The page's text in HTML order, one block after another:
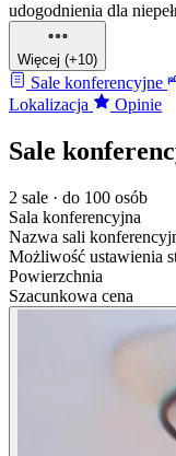
udogodnienia dla
Więcej (+10)
Sale konferencyjne
Lokalizacja
Opinie
Sale
2 sale · do 100 osób
Sala konferencyjna
Nazwa sali
Możliwość ustawienia
Powierzchnia
Szacunkowa cena